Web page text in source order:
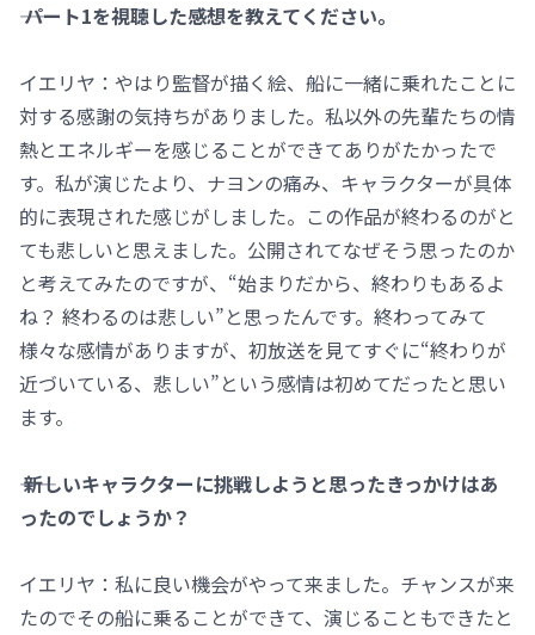
―― パート1を視聴した感想を教えてください。
イエリヤ：やはり監督が描く絵、船に一緒に乗れたことに
対する感謝の気持ちがありました。私以外の先輩たちの情
熱とエネルギーを感じることができてありがたかったで
す。私が演じたより、ナヨンの痛み、キャラクターが具体
的に表現された感じがしました。この作品が終わるのがと
ても悲しいと思えました。公開されてなぜそう思ったのか
と考えてみたのですが、“始まりだから、終わりもあるよ
ね？ 終わるのは悲しい”と思ったんです。終わってみて
様々な感情がありますが、初放送を見てすぐに“終わりが
近づいている、悲しい”という感情は初めてだったと思い
ます。
―― 新しいキャラクターに挑戦しようと思ったきっかけはあ
ったのでしょうか？
イエリヤ：私に良い機会がやって来ました。チャンスが来
たのでその船に乗ることができて、演じることもできたと